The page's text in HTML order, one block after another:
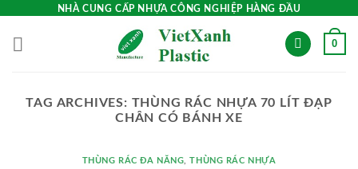
content
NHÀ CUNG CẤP NHỰA CÔNG NGHIỆP HÀNG ĐẦU
0
TAG ARCHIVES: THÙNG RÁC NHỰA 70 LÍT ĐẠP
CHÂN CÓ BÁNH XE
THÙNG RÁC ĐA NĂNG ,THÙNG RÁC NHỰA